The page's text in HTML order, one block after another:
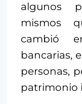
algunos
mismos
cambió
bancarias,
personas,
patrimonio